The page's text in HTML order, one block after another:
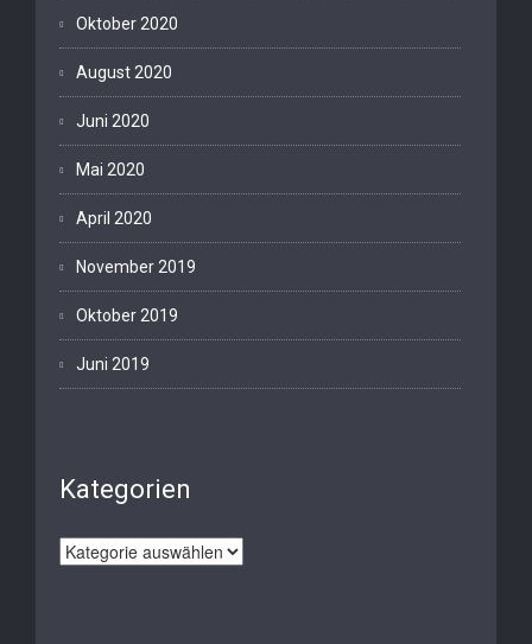
Oktober 2020
August 2020
Juni 2020
Mai 2020
April 2020
November 2019
Oktober 2019
Juni 2019
Kategorien
Kategorien